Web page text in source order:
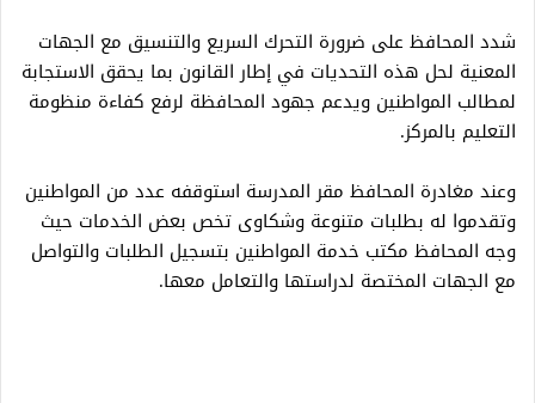
شدد المحافظ على ضرورة التحرك السريع والتنسيق مع الجهات
المعنية لحل هذه التحديات في إطار القانون بما يحقق الاستجابة
لمطالب المواطنين ويدعم جهود المحافظة لرفع كفاءة منظومة
التعليم بالمركز.
وعند مغادرة المحافظ مقر المدرسة استوقفه عدد من المواطنين
وتقدموا له بطلبات متنوعة وشكاوى تخص بعض الخدمات حيث
وجه المحافظ مكتب خدمة المواطنين بتسجيل الطلبات والتواصل
مع الجهات المختصة لدراستها والتعامل معها.